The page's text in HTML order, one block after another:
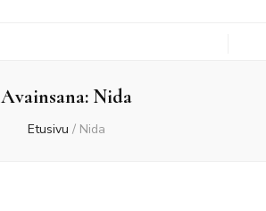
Avainsana: Nida
Etusivu / Nida